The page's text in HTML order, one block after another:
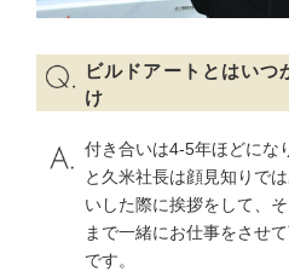
ビルドアートとはいつ
け
付き合いは4-5年ほどにな
と久米社長は顔見知りで
いした際に挨拶をして、
まで一緒にお仕事をさせ
です。